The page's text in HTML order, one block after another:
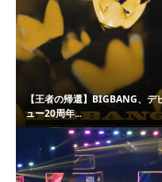
【王者の帰還】BIGBANG、デ
ュー20周年...